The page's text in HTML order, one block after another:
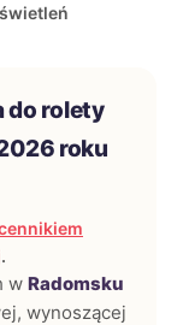
do rolety
roku
.
w Radomsku
wynoszącej